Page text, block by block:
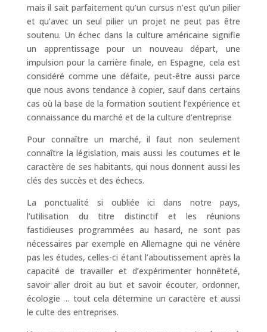
mais il sait parfaitement qu’un cursus n’est qu’un pilier
et qu’avec un seul pilier un projet ne peut pas être
soutenu. Un échec dans la culture américaine signifie
un apprentissage pour un nouveau départ, une
impulsion pour la carrière finale, en Espagne, cela est
considéré comme une défaite, peut-être aussi parce
que nous avons tendance à copier, sauf dans certains
cas où la base de la formation soutient l’expérience et
connaissance du marché et de la culture d’entreprise
Pour connaître un marché, il faut non seulement
connaître la législation, mais aussi les coutumes et le
caractère de ses habitants, qui nous donnent aussi les
clés des succès et des échecs.
La ponctualité si oubliée ici dans notre pays,
l’utilisation du titre distinctif et les réunions
fastidieuses programmées au hasard, ne sont pas
nécessaires par exemple en Allemagne qui ne vénère
pas les études, celles-ci étant l’aboutissement après la
capacité de travailler et d’expérimenter honnêteté,
savoir aller droit au but et savoir écouter, ordonner,
écologie … tout cela détermine un caractère et aussi
le culte des entreprises.